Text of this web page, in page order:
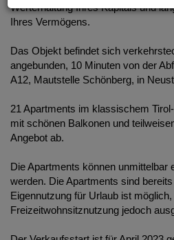
Werterhaltung Ihres Kapitals und
Ihres Vermögens.
Das Objekt befindet sich
angebunden, 10 Minuten von der
A12, Mautstelle Schönberg, in
21 Apartments im klassischem
mit schönen Balkonen und
Angebot ab.
Die Apartments können unmittelbar
werden. Die Apartments sind
Eigennutzung für Urlaub ist möglich,
Freizeitwohnsitznutzung jedoch